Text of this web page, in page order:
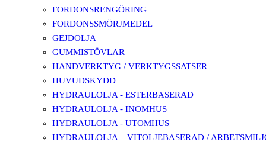
FORDONSRENGÖRING
FORDONSSMÖRJMEDEL
GEJDOLJA
GUMMISTÖVLAR
HANDVERKTYG / VERKTYGSSATSER
HUVUDSKYDD
HYDRAULOLJA - ESTERBASERAD
HYDRAULOLJA - INOMHUS
HYDRAULOLJA - UTOMHUS
HYDRAULOLJA – VITOLJEBASERAD /